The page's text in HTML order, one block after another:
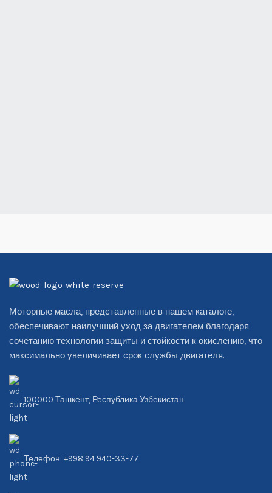
Моторные масла, представленные в нашем каталоге,
обеспечивают наилучший уход за двигателем благодаря
сочетанию технологии защиты и стойкости к окислению, что
максимально увеличивает срок службы двигателя.
100000 Ташкент, Республика Узбекистан
Телефон: +998 94 940-33-77